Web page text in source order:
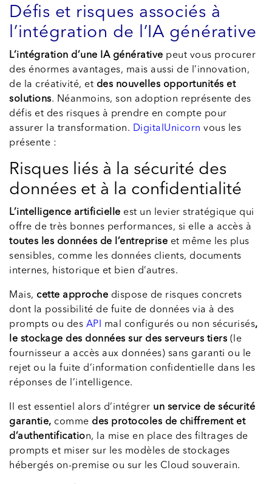
Défis et risques associés à
l’intégration de l’IA générative
L’intégration d’une IA générative peut vous procurer
des énormes avantages, mais aussi de l’innovation,
de la créativité, et des nouvelles opportunités et
solutions. Néanmoins, son adoption représente des
défis et des risques à prendre en compte pour
assurer la transformation. DigitalUnicorn vous les
présente :
Risques liés à la sécurité des
données et à la confidentialité
L’intelligence artificielle est un levier stratégique qui
offre de très bonnes performances, si elle a accès à
toutes les données de l’entreprise et même les plus
sensibles, comme les données clients, documents
internes, historique et bien d’autres.
Mais, cette approche dispose de risques concrets
dont la possibilité de fuite de données via à des
prompts ou des API mal configurés ou non sécurisés,
le stockage des données sur des serveurs tiers (le
fournisseur a accès aux données) sans garanti ou le
rejet ou la fuite d’information confidentielle dans les
réponses de l’intelligence.
Il est essentiel alors d’intégrer un service de sécurité
garantie, comme des protocoles de chiffrement et
d’authentification, la mise en place des filtrages de
prompts et miser sur les modèles de stockages
hébergés on-premise ou sur les Cloud souverain.